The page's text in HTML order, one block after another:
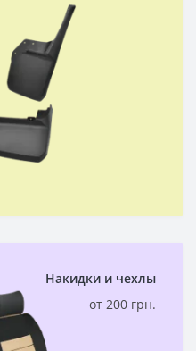
Накидки и чехлы
от 200 грн.